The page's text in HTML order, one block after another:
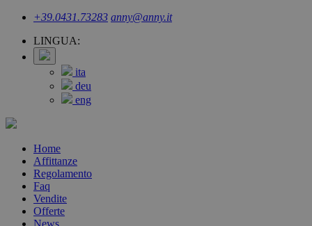
+39.0431.73283 anny@anny.it
LINGUA:
ita
deu
eng
Home
Affittanze
Regolamento
Faq
Vendite
Offerte
News